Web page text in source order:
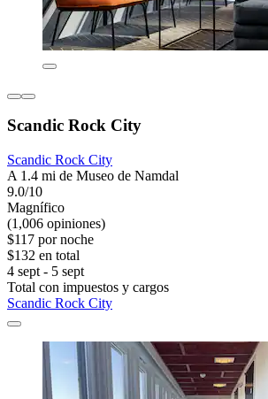
Scandic Rock City
Scandic Rock City
A 1.4 mi de Museo de Namdal
9.0/10
Magnífico
(1,006 opiniones)
$117 por noche
$132 en total
4 sept - 5 sept
Total con impuestos y cargos
Scandic Rock City